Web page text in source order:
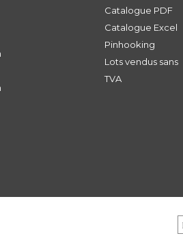
Catalogue PDF
Catalogue Excel
Pinhooking
Lots vendus sans
TVA